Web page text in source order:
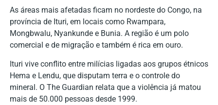
As áreas mais afetadas ficam no nordeste do Congo, na
província de Ituri, em locais como Rwampara,
Mongbwalu, Nyankunde e Bunia. A região é um polo
comercial e de migração e também é rica em ouro.
Ituri vive conflito entre milícias ligadas aos grupos étnicos
Hema e Lendu, que disputam terra e o controle do
mineral. O The Guardian relata que a violência já matou
mais de 50.000 pessoas desde 1999.